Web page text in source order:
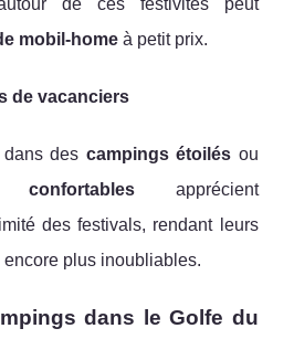
de ces festivités peut
mobil-home à petit prix.
de vacanciers
dans des campings étoilés ou
confortables apprécient
des festivals, rendant leurs
encore plus inoubliables.
dans le Golfe du